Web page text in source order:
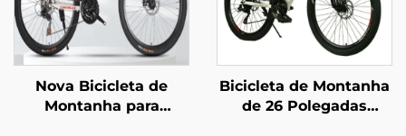
Nova Bicicleta de
Montanha para
Bicicleta de Montanha
de 26 Polegadas